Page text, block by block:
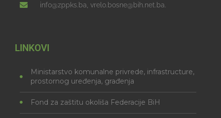
info@zppks.ba, vrelo.bosne@bih.net.ba.
LINKOVI
Ministarstvo komunalne privrede, infrastructure,
prostornog uređenja, građenja
Fond za zaštitu okoliša Federacije BiH